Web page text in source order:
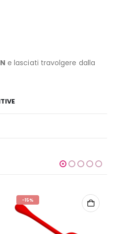
e lasciati travolgere dalla
-15%